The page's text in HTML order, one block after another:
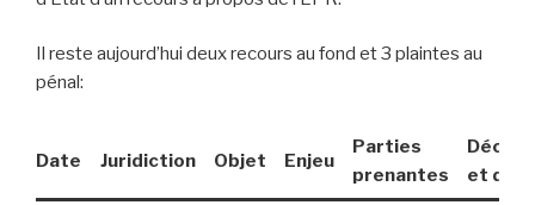
Il reste aujourd’hui deux recours au fond et 3 plaintes au
pénal:
Date Juridiction Objet Enjeu
Parties
prenantes
et date